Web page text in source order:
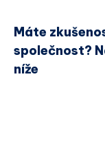
Máte
společnost?
níže